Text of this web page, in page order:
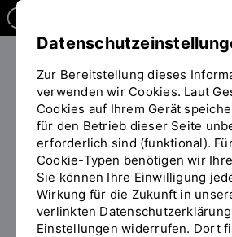
PERSONEN
Prof. Anja Lapatsch
Studiengangleiterin und
Studiengangs Industriedesign
Zur Bereitstellung dieses
verwenden wir Cookies. Laut
Cookies auf Ihrem Gerät
für den Betrieb dieser Seite
erforderlich sind (funktional).
Cookie-Typen benötigen wir
Sie können Ihre Einwilligung
Wirkung für die Zukunft in
verlinkten
Einstellungen widerrufen. Dort